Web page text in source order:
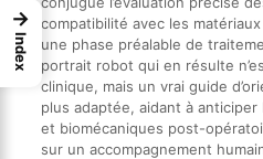
compatibilité avec les
une phase préalable de
portrait robot qui en résulte
clinique, mais un vrai guide
plus adaptée, aidant à
et biomécaniques post-
sur un accompagnement
→
Index